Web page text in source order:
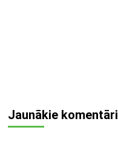
Jaunākie komentāri